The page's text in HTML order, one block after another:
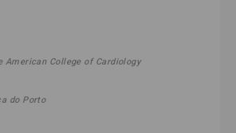
American College of Cardiology
do Porto